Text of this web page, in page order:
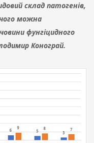
склад патогенів,
можна
фунгіцидного
Конограй.